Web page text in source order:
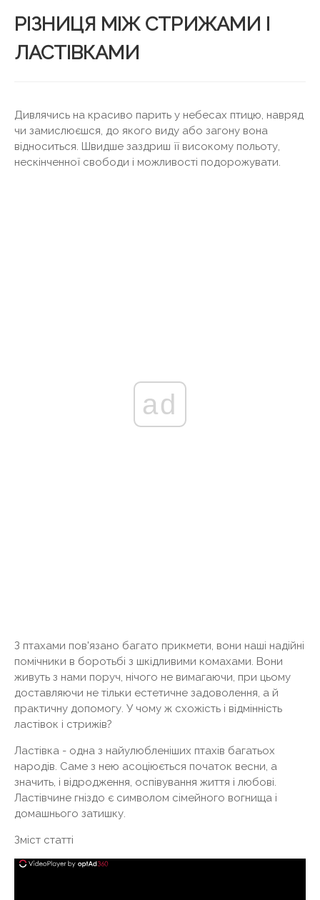
РІЗНИЦЯ МІЖ СТРИЖАМИ І
ЛАСТІВКАМИ
Дивлячись на красиво парить у небесах птицю, навряд
чи замислюєшся, до якого виду або загону вона
відноситься. Швидше заздриш її високому польоту,
нескінченної свободи і можливості подорожувати.
ad
З птахами пов'язано багато прикмети, вони наші надійні
помічники в боротьбі з шкідливими комахами. Вони
живуть з нами поруч, нічого не вимагаючи, при цьому
доставляючи не тільки естетичне задоволення, а й
практичну допомогу. У чому ж схожість і відмінність
ластівок і стрижів?
Ластівка - одна з найулюбленіших птахів багатьох
народів. Саме з нею асоціюється початок весни, а
значить, і відродження, оспівування життя і любові.
Ластівчине гніздо є символом сімейного вогнища і
домашнього затишку.
Зміст статті